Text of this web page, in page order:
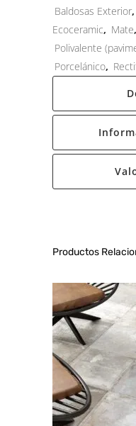
Baldosas Exterior,
Ecoceramic, Mate,
Polivalente
Porcelánico,
Productos